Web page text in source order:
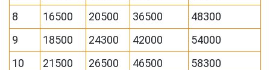
8
16500 20500 36500
48300
9
18500 24300 42000
54000
10
21500 26500 46500
58300